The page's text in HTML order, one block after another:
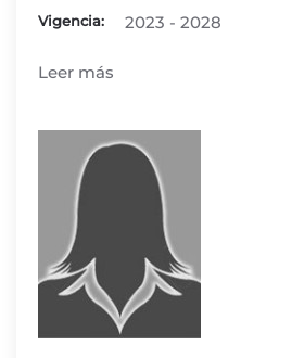
Vigencia: 2023 - 2028
Leer más